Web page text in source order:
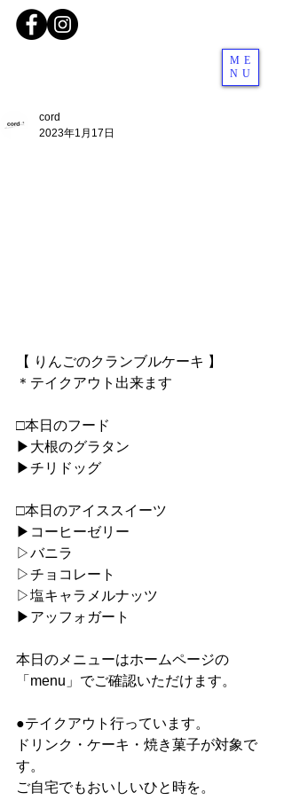
ME
NU
cord
2023年1月17日
【 りんごのクランブルケーキ 】
＊テイクアウト出来ます
□本日のフード
▶︎大根のグラタン
▶︎チリドッグ
□本日のアイススイーツ
▶︎コーヒーゼリー
▷バニラ
▷チョコレート
▷塩キャラメルナッツ
▶︎アッフォガート
本日のメニューはホームページの
「menu」でご確認いただけます。
●テイクアウト行っています。
ドリンク・ケーキ・焼き菓子が対象で
す。
ご自宅でもおいしいひと時を。